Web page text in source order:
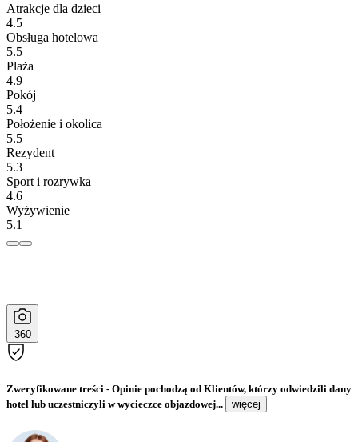
Atrakcje dla dzieci
4.5
Obsługa hotelowa
5.5
Plaża
4.9
Pokój
5.4
Położenie i okolica
5.5
Rezydent
5.3
Sport i rozrywka
4.6
Wyżywienie
5.1
360
Zweryfikowane treści - Opinie pochodzą od Klientów, którzy odwiedzili dany
hotel lub uczestniczyli w wycieczce objazdowej...
więcej